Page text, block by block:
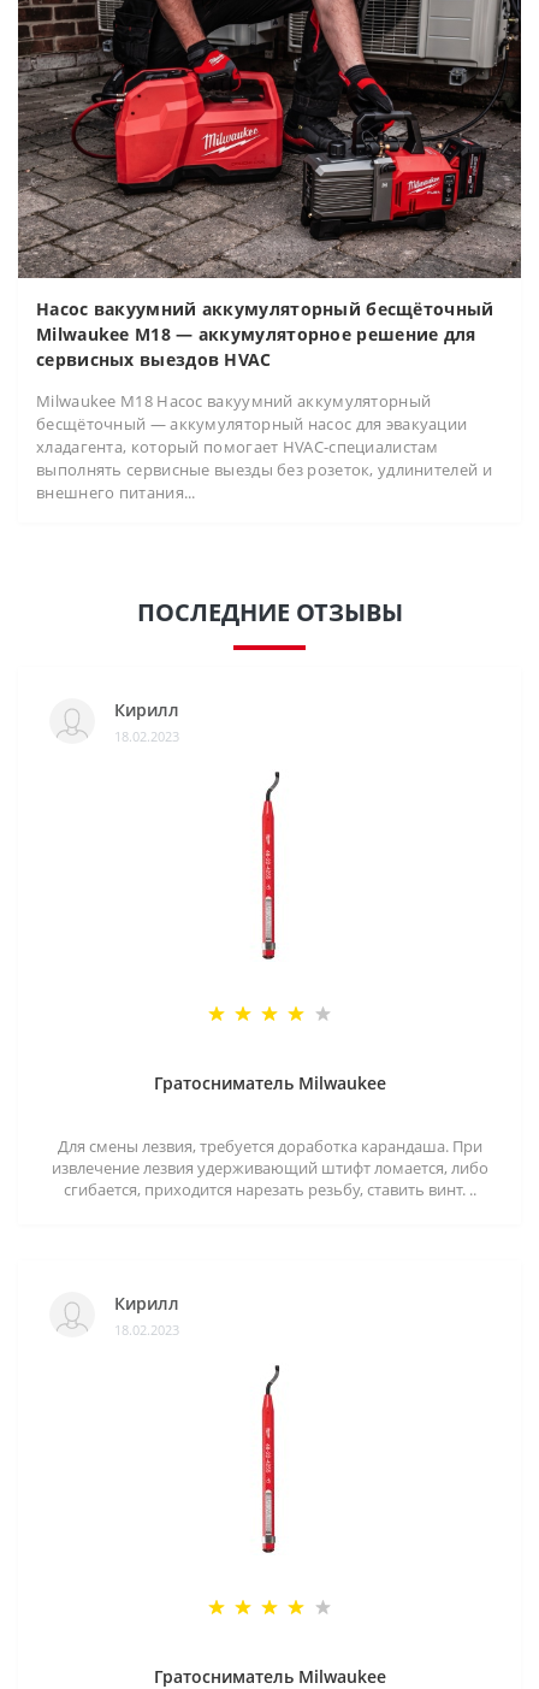
Насос вакуумний аккумуляторный бесщёточный
Milwaukee M18 — аккумуляторное решение для
сервисных выездов HVAC
Milwaukee M18 Насос вакуумний аккумуляторный
бесщёточный — аккумуляторный насос для эвакуации
хладагента, который помогает HVAC-специалистам
выполнять сервисные выезды без розеток, удлинителей и
внешнего питания...
ПОСЛЕДНИЕ ОТЗЫВЫ
Кирилл
18.02.2023
Гратосниматель Milwaukee
Для смены лезвия, требуется доработка карандаша. При
извлечение лезвия удерживающий штифт ломается, либо
сгибается, приходится нарезать резьбу, ставить винт. ..
Кирилл
18.02.2023
Гратосниматель Milwaukee